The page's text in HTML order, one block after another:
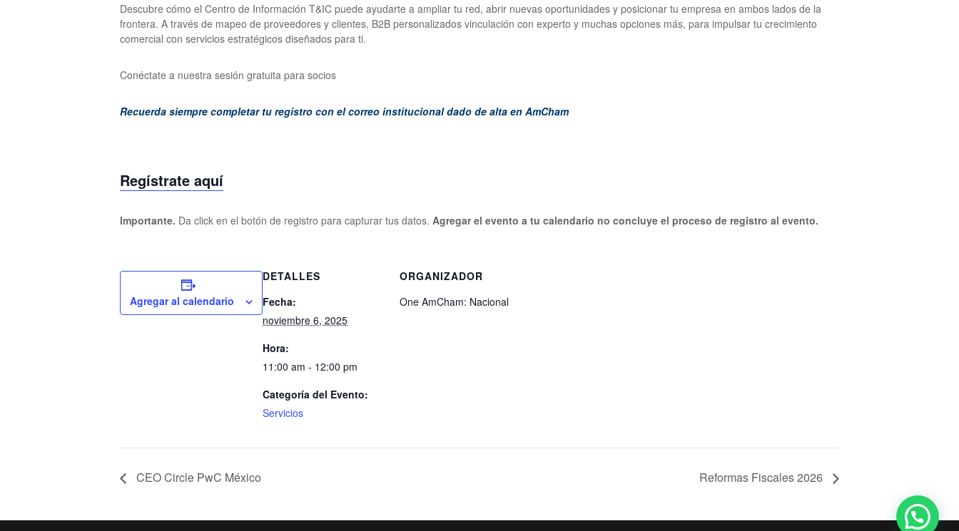
Descubre cómo el Centro de Información T&IC puede ayudarte a ampliar tu red, abrir nuevas oportunidades y posicionar tu empresa en ambos lados de la
frontera. A través de mapeo de proveedores y clientes, B2B personalizados vinculación con experto y muchas opciones más, para impulsar tu crecimiento
comercial con servicios estratégicos diseñados para ti.
Conéctate a nuestra sesión gratuita para socios
Recuerda siempre completar tu registro con el correo institucional dado de alta en AmCham
Regístrate aquí
Importante. Da click en el botón de registro para capturar tus datos. Agregar el evento a tu calendario no concluye el proceso de registro al evento.
Agregar al calendario
DETALLES
Fecha:
noviembre 6, 2025
Hora:
11:00 am - 12:00 pm
Categoría del Evento:
Servicios
ORGANIZADOR
One AmCham: Nacional
CEO Circle PwC México Reformas Fiscales 2026